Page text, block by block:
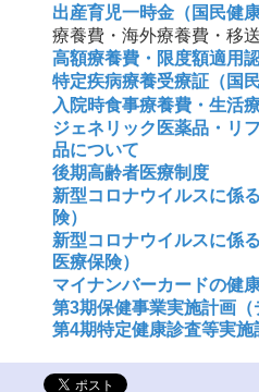
出産育児一時金（国民健康
療養費・海外療養費・移
高額療養費・限度額適用
特定疾病療養受療証（国
入院時食事療養費・生活
ジェネリック医薬品・リ
品について
後期高齢者医療制度
新型コロナウイルスに係
険）
新型コロナウイルスに係
医療保険）
マイナンバーカードの健
第3期保健事業実施計画
第4期特定健康診査等実